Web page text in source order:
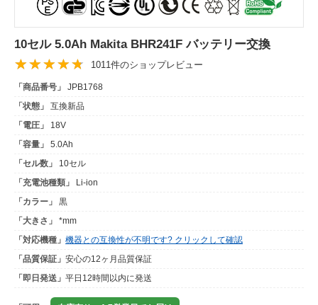
10セル 5.0Ah Makita BHR241F バッテリー交換
1011件のショップレビュー
「商品番号」
JPB1768
「状態」
互換新品
「電圧」
18V
「容量」
5.0Ah
「セル数」
10セル
「充電池種類」
Li-ion
「カラー」
黒
「大きさ」
*mm
「対応機種」 機器との互換性が不明です? クリックして確認
「品質保証」 安心の12ヶ月品質保証
「即日発送」 平日12時間以内に発送